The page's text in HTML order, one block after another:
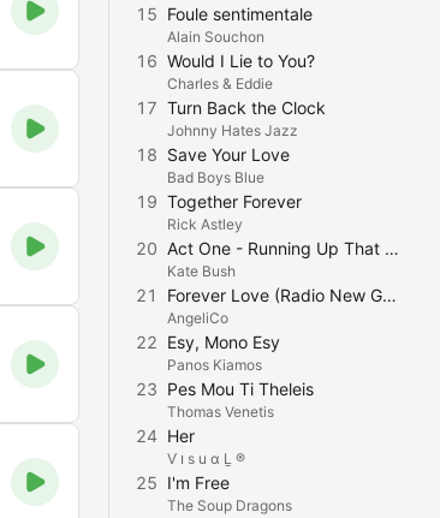
15 Foule sentimentale
Alain Souchon
16 Would I Lie to You?
Charles & Eddie
17 Turn Back the Clock
Johnny Hates Jazz
18 Save Your Love
Bad Boys Blue
19 Together Forever
Rick Astley
20 Act One - Running Up That Hill (Live)
Kate Bush
21 Forever Love (Radio New Generation Mix)
AngeliCo
22 Esy, Mono Esy
Panos Kiamos
23 Pes Mou Ti Theleis
Thomas Venetis
24 Her
Ѵ ו ѕ u ɑ Ḻ ®
25 I'm Free
The Soup Dragons